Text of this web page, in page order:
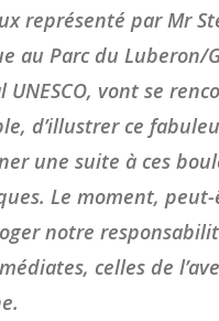
représenté par Mr
au Parc du Luberon/
UNESCO, vont se
d’illustrer ce
une suite à ces
Le moment, peut-
notre
celles de